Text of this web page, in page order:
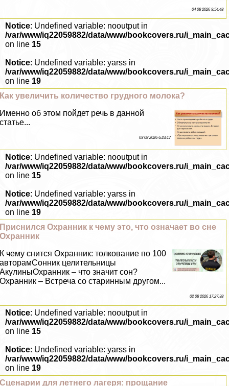
04 08 2026 9:54:48
Notice: Undefined variable: nooutput in
/var/www/iq22059882/data/www/bookcovers.ru/
on line 15
Notice: Undefined variable: yarss in
/var/www/iq22059882/data/www/bookcovers.ru/
on line 19
Как увеличить количество грудного молока?
Именно об этом пойдет речь в данной
статье...
03 08 2026 6:23:17
Notice: Undefined variable: nooutput in
/var/www/iq22059882/data/www/bookcovers.ru/
on line 15
Notice: Undefined variable: yarss in
/var/www/iq22059882/data/www/bookcovers.ru/
on line 19
Приснился Охранник к чему это, что означает во сне
Охранник
К чему снится Охранник: толкование по 100
авторамСонник целительницы
АкулиныОхранник – что значит сон?
Охранник – Встреча со старинным другом...
02 08 2026 17:27:38
Notice: Undefined variable: nooutput in
/var/www/iq22059882/data/www/bookcovers.ru/
on line 15
Notice: Undefined variable: yarss in
/var/www/iq22059882/data/www/bookcovers.ru/
on line 19
Сценарии для летнего лагеря: прощание